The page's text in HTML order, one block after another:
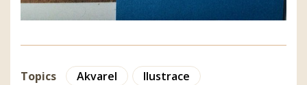
Topics Akvarel Ilustrace